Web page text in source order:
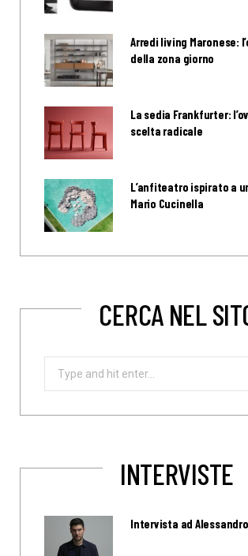
Arredi living Maronese:
della zona giorno
La sedia Frankfurter:
scelta radicale
L’anfiteatro ispirato a
Mario Cucinella
CERCA NEL
Search
INTERVISTE
Intervista ad